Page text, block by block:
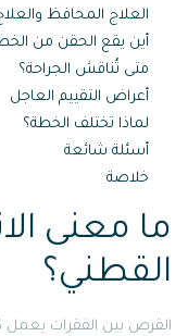
العلاج المحافظ
أين يقع الحقن من
متى تُناقش الجراحة؟
أعراض التقييم العاجل
لماذا تختلف الخطة؟
أسئلة شائعة
خلاصة
ما معنى
القطني؟
القرص بين الفقرات يعمل